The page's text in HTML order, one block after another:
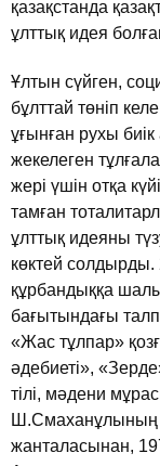
қазақстанда
ұлттық идея
Ұлтын сүйген,
бұлттай төнiп
ұғынған рухы
жекелеген
жерi үшiн отқа
тамған
ұлттық идеяны
көктей
құрбандыққа
бағытындағы
«Жас тұлпар»
әдебиетi»,
тiлi, мәдени
Ш.Смаханұлының
жанталасынан,